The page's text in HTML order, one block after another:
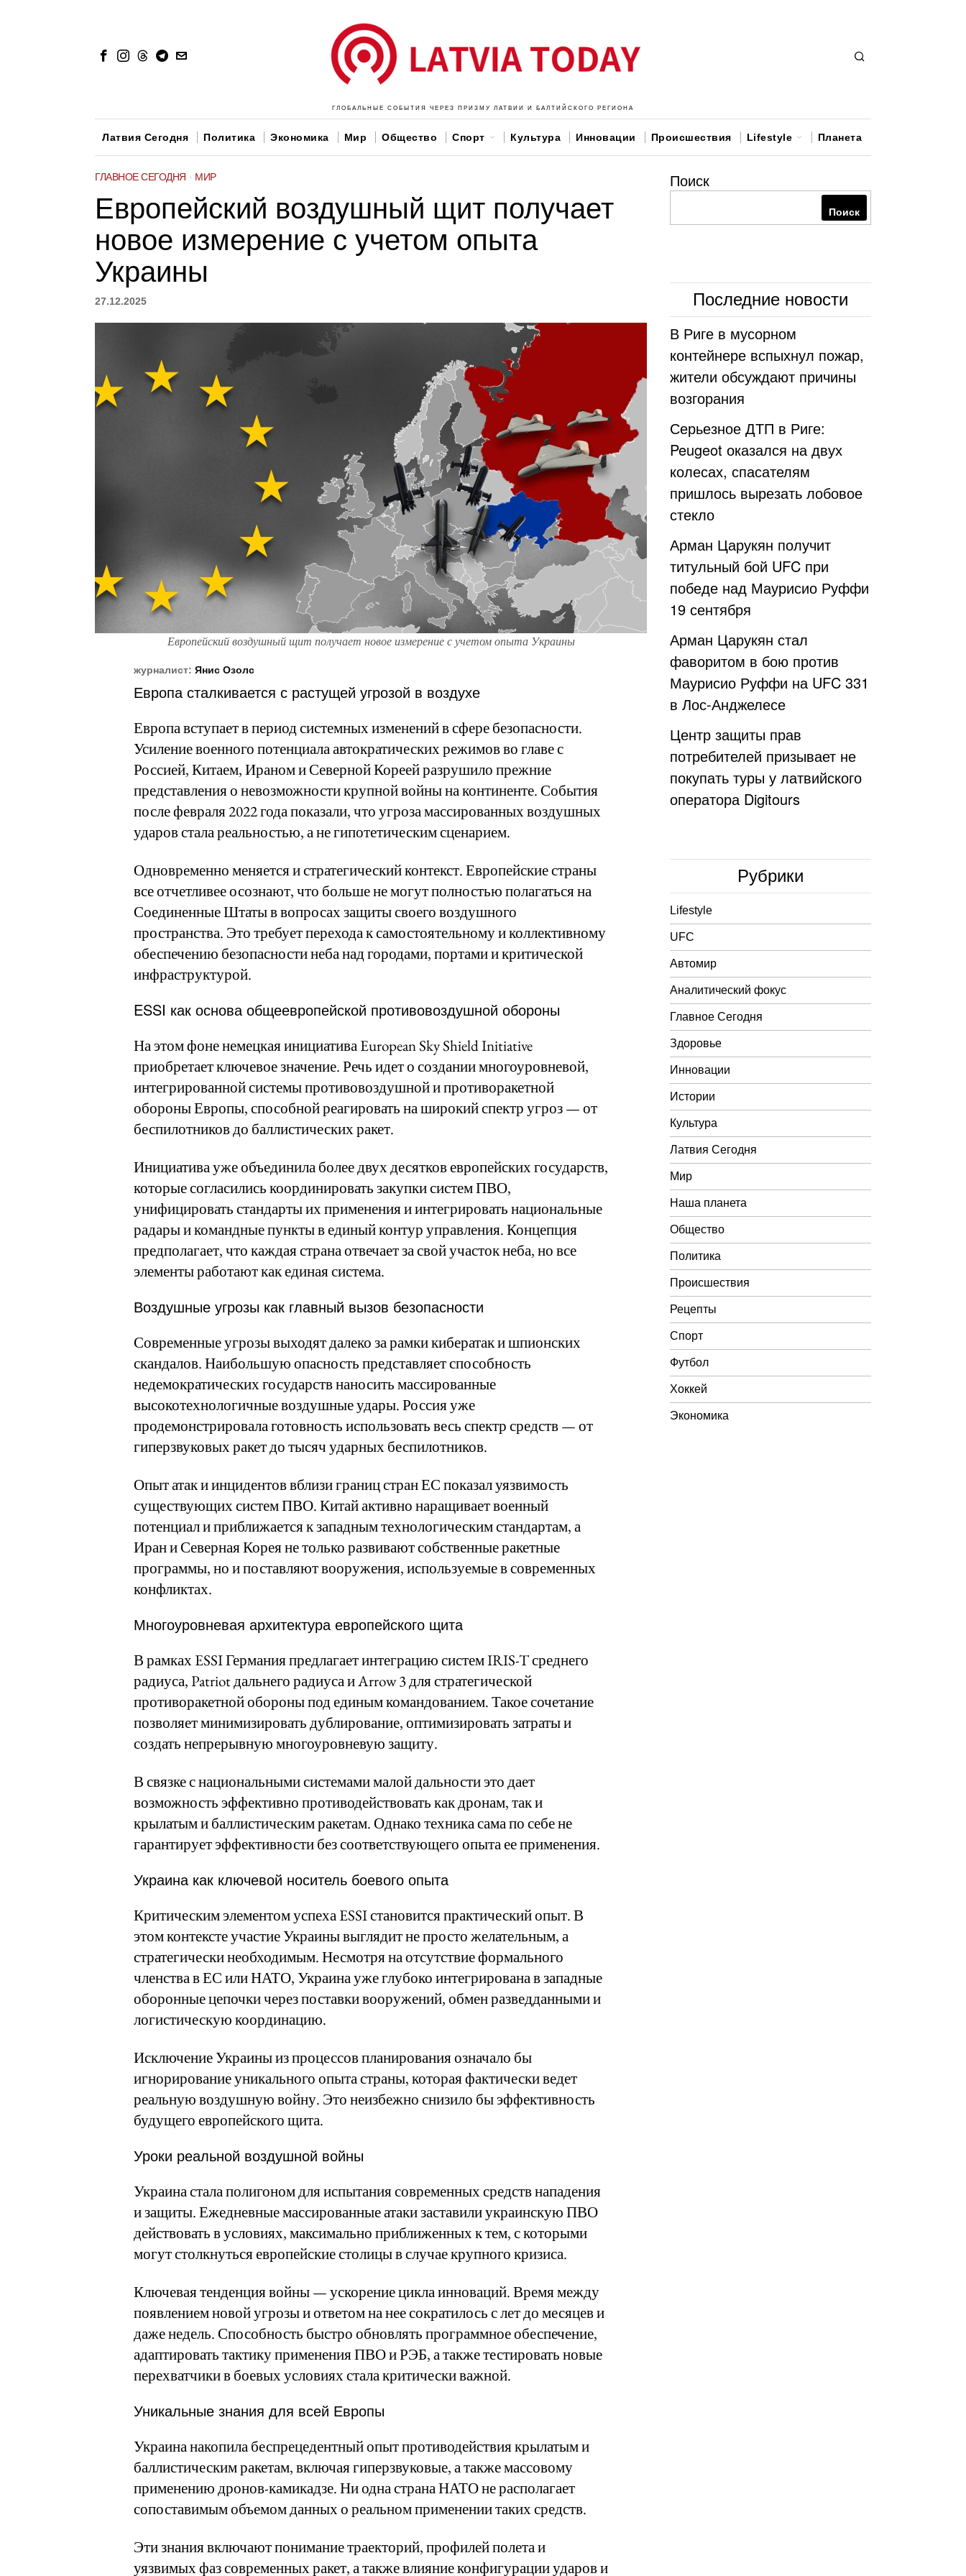
ГЛОБАЛЬНЫЕ СОБЫТИЯ ЧЕРЕЗ ПРИЗМУ ЛАТВИИ И БАЛТИЙСКОГО РЕГИОНА
Латвия Сегодня Политика Экономика Мир Общество Спорт Культура Инновации Происшествия Lifestyle Планета
ГЛАВНОЕ СЕГОДНЯ · МИР
Европейский воздушный щит получает
новое измерение с учетом опыта
Украины
27.12.2025
Европейский воздушный щит получает новое измерение с учетом опыта Украины
журналист: Янис Озолс
Европа сталкивается с растущей угрозой в воздухе
Европа вступает в период системных изменений в сфере безопасности.
Усиление военного потенциала автократических режимов во главе с
Россией, Китаем, Ираном и Северной Кореей разрушило прежние
представления о невозможности крупной войны на континенте. События
после февраля 2022 года показали, что угроза массированных воздушных
ударов стала реальностью, а не гипотетическим сценарием.
Одновременно меняется и стратегический контекст. Европейские страны
все отчетливее осознают, что больше не могут полностью полагаться на
Соединенные Штаты в вопросах защиты своего воздушного
пространства. Это требует перехода к самостоятельному и коллективному
обеспечению безопасности неба над городами, портами и критической
инфраструктурой.
ESSI как основа общеевропейской противовоздушной обороны
На этом фоне немецкая инициатива European Sky Shield Initiative
приобретает ключевое значение. Речь идет о создании многоуровневой,
интегрированной системы противовоздушной и противоракетной
обороны Европы, способной реагировать на широкий спектр угроз — от
беспилотников до баллистических ракет.
Инициатива уже объединила более двух десятков европейских государств,
которые согласились координировать закупки систем ПВО,
унифицировать стандарты их применения и интегрировать национальные
радары и командные пункты в единый контур управления. Концепция
предполагает, что каждая страна отвечает за свой участок неба, но все
элементы работают как единая система.
Воздушные угрозы как главный вызов безопасности
Современные угрозы выходят далеко за рамки кибератак и шпионских
скандалов. Наибольшую опасность представляет способность
недемократических государств наносить массированные
высокотехнологичные воздушные удары. Россия уже
продемонстрировала готовность использовать весь спектр средств — от
гиперзвуковых ракет до тысяч ударных беспилотников.
Опыт атак и инцидентов вблизи границ стран ЕС показал уязвимость
существующих систем ПВО. Китай активно наращивает военный
потенциал и приближается к западным технологическим стандартам, а
Иран и Северная Корея не только развивают собственные ракетные
программы, но и поставляют вооружения, используемые в современных
конфликтах.
Многоуровневая архитектура европейского щита
В рамках ESSI Германия предлагает интеграцию систем IRIS-T среднего
радиуса, Patriot дальнего радиуса и Arrow 3 для стратегической
противоракетной обороны под единым командованием. Такое сочетание
позволяет минимизировать дублирование, оптимизировать затраты и
создать непрерывную многоуровневую защиту.
В связке с национальными системами малой дальности это дает
возможность эффективно противодействовать как дронам, так и
крылатым и баллистическим ракетам. Однако техника сама по себе не
гарантирует эффективности без соответствующего опыта ее применения.
Украина как ключевой носитель боевого опыта
Критическим элементом успеха ESSI становится практический опыт. В
этом контексте участие Украины выглядит не просто желательным, а
стратегически необходимым. Несмотря на отсутствие формального
членства в ЕС или НАТО, Украина уже глубоко интегрирована в западные
оборонные цепочки через поставки вооружений, обмен разведданными и
логистическую координацию.
Исключение Украины из процессов планирования означало бы
игнорирование уникального опыта страны, которая фактически ведет
реальную воздушную войну. Это неизбежно снизило бы эффективность
будущего европейского щита.
Уроки реальной воздушной войны
Украина стала полигоном для испытания современных средств нападения
и защиты. Ежедневные массированные атаки заставили украинскую ПВО
действовать в условиях, максимально приближенных к тем, с которыми
могут столкнуться европейские столицы в случае крупного кризиса.
Ключевая тенденция войны — ускорение цикла инноваций. Время между
появлением новой угрозы и ответом на нее сократилось с лет до месяцев и
даже недель. Способность быстро обновлять программное обеспечение,
адаптировать тактику применения ПВО и РЭБ, а также тестировать новые
перехватчики в боевых условиях стала критически важной.
Уникальные знания для всей Европы
Украина накопила беспрецедентный опыт противодействия крылатым и
баллистическим ракетам, включая гиперзвуковые, а также массовому
применению дронов-камикадзе. Ни одна страна НАТО не располагает
сопоставимым объемом данных о реальном применении таких средств.
Эти знания включают понимание траекторий, профилей полета и
уязвимых фаз современных ракет, а также влияние конфигурации ударов и
Поиск
Поиск
Последние новости
В Риге в мусорном
контейнере вспыхнул пожар,
жители обсуждают причины
возгорания
Серьезное ДТП в Риге:
Peugeot оказался на двух
колесах, спасателям
пришлось вырезать лобовое
стекло
Арман Царукян получит
титульный бой UFC при
победе над Маурисио Руффи
19 сентября
Арман Царукян стал
фаворитом в бою против
Маурисио Руффи на UFC 331
в Лос-Анджелесе
Центр защиты прав
потребителей призывает не
покупать туры у латвийского
оператора Digitours
Рубрики
Lifestyle
UFC
Автомир
Аналитический фокус
Главное Сегодня
Здоровье
Инновации
Истории
Культура
Латвия Сегодня
Мир
Наша планета
Общество
Политика
Происшествия
Рецепты
Спорт
Футбол
Хоккей
Экономика